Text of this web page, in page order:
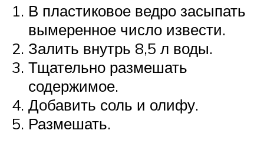
В пластиковое ведро засыпать
вымеренное число извести.
Залить внутрь 8,5 л воды.
Тщательно размешать
содержимое.
Добавить соль и олифу.
Размешать.